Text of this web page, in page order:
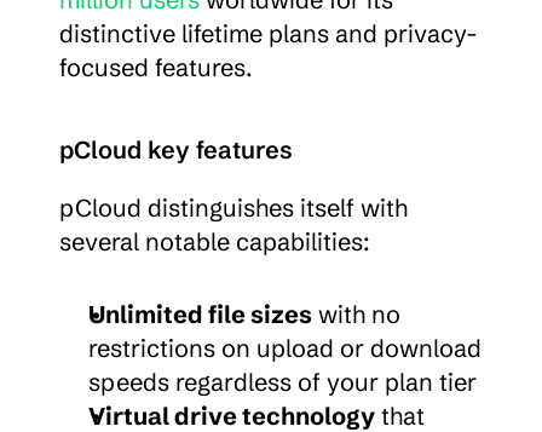
distinctive lifetime plans and privacy-
focused features.
pCloud key features
pCloud distinguishes itself with
several notable capabilities:
Unlimited file sizes with no
restrictions on upload or download
speeds regardless of your plan tier
Virtual drive technology that